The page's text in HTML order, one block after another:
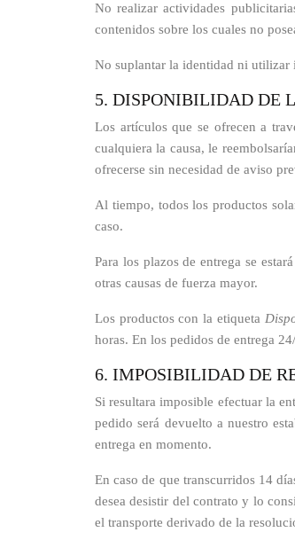
No realizar actividades
contenidos sobre los cuales no
No suplantar la identidad ni utilizar
5. DISPONIBILIDAD DE
Los artículos que se ofrecen a
cualquiera la causa, le
ofrecerse sin necesidad de aviso
Al tiempo, todos los productos
caso.
Para los plazos de entrega se
otras causas de fuerza mayor.
Los productos con la etiqueta
horas. En los pedidos de entrega
6. IMPOSIBILIDAD DE
Si resultara imposible efectuar la
pedido será devuelto a nuestro
entrega en momento.
En caso de que transcurridos 14
desea desistir del contrato y lo
el transporte derivado de la